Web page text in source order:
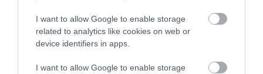
I want to allow Google to enable storage
related to analytics like cookies on web or
device identifiers in apps.
I want to allow Google to enable storage
TANULJ NÉMETÜL OTTHONRÓL: A
2026. augusztus 07|Promóció